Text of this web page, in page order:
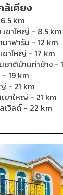
ล้เคียง
km
เขาใหญ่ - 8.5 km
มาฟาร์ม - 12 km
ขาใหญ่ - 17 km
าติบ้านท่าช้าง -
- 19 km
- 21 km
ขาใหญ่ - 21 km
เวิลด์ - 22 km